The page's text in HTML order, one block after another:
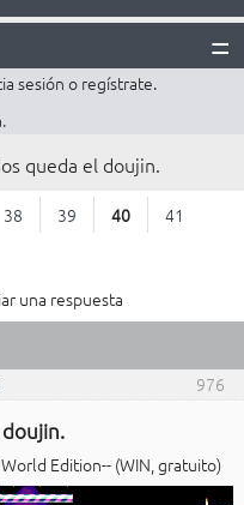
sesión o regístrate.
queda el doujin.
38 39 40
41
una respuesta
976
doujin.
Edition-- (WIN, gratuito)